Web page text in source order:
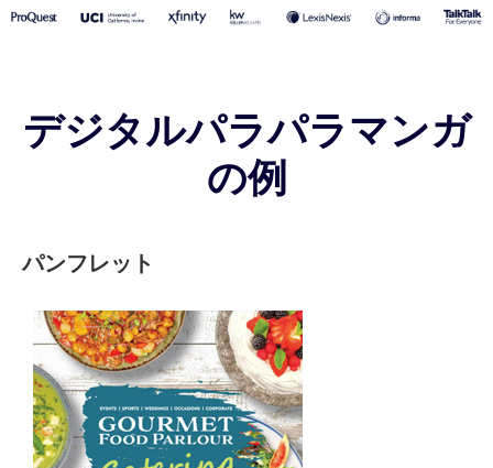
デジタルパラパラマンガ
の例
パンフレット